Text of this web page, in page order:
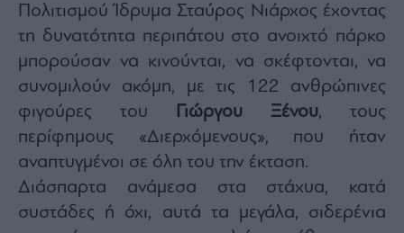
Πολιτισμού Ίδρυμα Σταύρος Νιάρχος έχοντας
τη δυνατότητα περιπάτου στο ανοιχτό πάρκο
μπορούσαν να κινούνται, να σκέφτονται, να
συνομιλούν ακόμη, με τις 122 ανθρώπινες
φιγούρες του
Γιώργου Ξένου, τους
περίφημους «Διερχόμενους», που ήταν
αναπτυγμένοι σε όλη του την έκταση.
Διάσπαρτα ανάμεσα στα στάχυα, κατά
συστάδες ή όχι, αυτά τα μεγάλα, σιδερένια